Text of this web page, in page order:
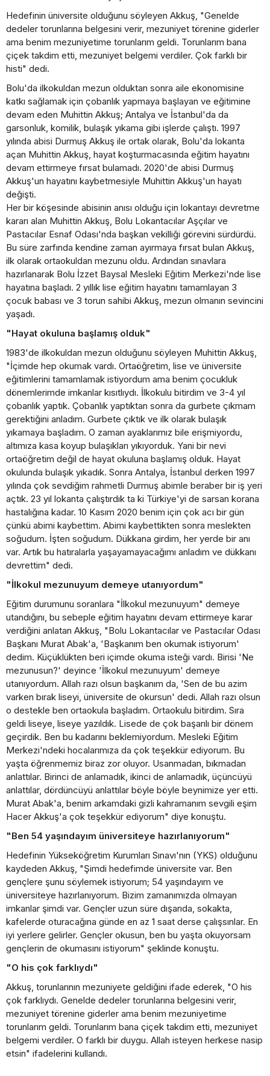
Hedefinin üniversite olduğunu söyleyen Akkuş, "Genelde
dedeler torunlarına belgesini verir, mezuniyet törenine giderler
ama benim mezuniyetime torunlarım geldi. Torunlarım bana
çiçek takdim etti, mezuniyet belgemi verdiler. Çok farklı bir
histi" dedi.
Bolu'da ilkokuldan mezun olduktan sonra aile ekonomisine
katkı sağlamak için çobanlık yapmaya başlayan ve eğitimine
devam eden Muhittin Akkuş; Antalya ve İstanbul'da da
garsonluk, komilik, bulaşık yıkama gibi işlerde çalıştı. 1997
yılında abisi Durmuş Akkuş ile ortak olarak, Bolu'da lokanta
açan Muhittin Akkuş, hayat koşturmacasında eğitim hayatını
devam ettirmeye fırsat bulamadı. 2020'de abisi Durmuş
Akkuş'un hayatını kaybetmesiyle Muhittin Akkuş'un hayatı
değişti.
Her bir köşesinde abisinin anısı olduğu için lokantayı devretme
kararı alan Muhittin Akkuş, Bolu Lokantacılar Aşçılar ve
Pastacılar Esnaf Odası'nda başkan vekilliği görevini sürdürdü.
Bu süre zarfında kendine zaman ayırmaya fırsat bulan Akkuş,
ilk olarak ortaokuldan mezunu oldu. Ardından sınavlara
hazırlanarak Bolu İzzet Baysal Mesleki Eğitim Merkezi'nde lise
hayatına başladı. 2 yıllık lise eğitim hayatını tamamlayan 3
çocuk babası ve 3 torun sahibi Akkuş, mezun olmanın sevincini
yaşadı.
"Hayat okuluna başlamış olduk"
1983'de ilkokuldan mezun olduğunu söyleyen Muhittin Akkuş,
"İçimde hep okumak vardı. Ortaöğretim, lise ve üniversite
eğitimlerini tamamlamak istiyordum ama benim çocukluk
dönemlerimde imkanlar kısıtlıydı. İlkokulu bitirdim ve 3-4 yıl
çobanlık yaptık. Çobanlık yaptıktan sonra da gurbete çıkmam
gerektiğini anladım. Gurbete çıktık ve ilk olarak bulaşık
yıkamaya başladım. O zaman ayaklarımız bile erişmiyordu,
altımıza kasa koyup bulaşıkları yıkıyorduk. Yani bir nevi
ortaöğretim değil de hayat okuluna başlamış olduk. Hayat
okulunda bulaşık yıkadık. Sonra Antalya, İstanbul derken 1997
yılında çok sevdiğim rahmetli Durmuş abimle beraber bir iş yeri
açtık. 23 yıl lokanta çalıştırdık ta ki Türkiye'yi de sarsan korana
hastalığına kadar. 10 Kasım 2020 benim için çok acı bir gün
çünkü abimi kaybettim. Abimi kaybettikten sonra meslekten
soğudum. İşten soğudum. Dükkana girdim, her yerde bir anı
var. Artık bu hatıralarla yaşayamayacağımı anladım ve dükkanı
devrettim" dedi.
"İlkokul mezunuyum demeye utanıyordum"
Eğitim durumunu soranlara "İlkokul mezunuyum" demeye
utandığını, bu sebeple eğitim hayatını devam ettirmeye karar
verdiğini anlatan Akkuş, "Bolu Lokantacılar ve Pastacılar Odası
Başkanı Murat Abak'a, 'Başkanım ben okumak istiyorum'
dedim. Küçüklükten beri içimde okuma isteği vardı. Birisi 'Ne
mezunusun?' deyince 'İlkokul mezunuyum' demeye
utanıyordum. Allah razı olsun başkanım da, 'Sen de bu azim
varken bırak liseyi, üniversite de okursun' dedi. Allah razı olsun
o destekle ben ortaokula başladım. Ortaokulu bitirdim. Sıra
geldi liseye, liseye yazıldık. Lisede de çok başarılı bir dönem
geçirdik. Ben bu kadarını beklemiyordum. Mesleki Eğitim
Merkezi'ndeki hocalarımıza da çok teşekkür ediyorum. Bu
yaşta öğrenmemiz biraz zor oluyor. Usanmadan, bıkmadan
anlattılar. Birinci de anlamadık, ikinci de anlamadık, üçüncüyü
anlattılar, dördüncüyü anlattılar böyle böyle beynimize yer etti.
Murat Abak'a, benim arkamdaki gizli kahramanım sevgili eşim
Hacer Akkuş'a çok teşekkür ediyorum" diye konuştu.
"Ben 54 yaşındayım üniversiteye hazırlanıyorum"
Hedefinin Yükseköğretim Kurumları Sınavı'nın (YKS) olduğunu
kaydeden Akkuş, "Şimdi hedefimde üniversite var. Ben
gençlere şunu söylemek istiyorum; 54 yaşındayım ve
üniversiteye hazırlanıyorum. Bizim zamanımızda olmayan
imkanlar şimdi var. Gençler uzun süre dışarıda, sokakta,
kafelerde oturacağına günde en az 1 saat derse çalışsınlar. En
iyi yerlere gelirler. Gençler okusun, ben bu yaşta okuyorsam
gençlerin de okumasını istiyorum" şeklinde konuştu.
"O his çok farklıydı"
Akkuş, torunlarının mezuniyete geldiğini ifade ederek, "O his
çok farklıydı. Genelde dedeler torunlarına belgesini verir,
mezuniyet törenine giderler ama benim mezuniyetime
torunlarım geldi. Torunlarım bana çiçek takdim etti, mezuniyet
belgemi verdiler. O farklı bir duygu. Allah isteyen herkese nasip
etsin" ifadelerini kullandı.